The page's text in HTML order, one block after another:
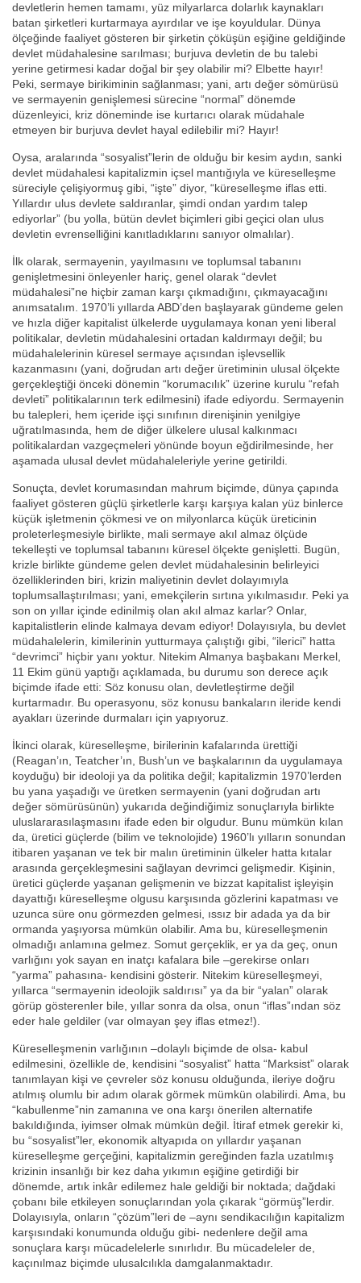
devletlerin hemen tamamı, yüz milyarlarca dolarlık kaynakları
batan şirketleri kurtarmaya ayırdılar ve işe koyuldular. Dünya
ölçeğinde faaliyet gösteren bir şirketin çöküşün eşiğine geldiğinde
devlet müdahalesine sarılması; burjuva devletin de bu talebi
yerine getirmesi kadar doğal bir şey olabilir mi? Elbette hayır!
Peki, sermaye birikiminin sağlanması; yani, artı değer sömürüsü
ve sermayenin genişlemesi sürecine “normal” dönemde
düzenleyici, kriz döneminde ise kurtarıcı olarak müdahale
etmeyen bir burjuva devlet hayal edilebilir mi? Hayır!
Oysa, aralarında “sosyalist”lerin de olduğu bir kesim aydın, sanki
devlet müdahalesi kapitalizmin içsel mantığıyla ve küreselleşme
süreciyle çelişiyormuş gibi, “işte” diyor, “küreselleşme iflas etti.
Yıllardır ulus devlete saldıranlar, şimdi ondan yardım talep
ediyorlar” (bu yolla, bütün devlet biçimleri gibi geçici olan ulus
devletin evrenselliğini kanıtladıklarını sanıyor olmalılar).
İlk olarak, sermayenin, yayılmasını ve toplumsal tabanını
genişletmesini önleyenler hariç, genel olarak “devlet
müdahalesi”ne hiçbir zaman karşı çıkmadığını, çıkmayacağını
anımsatalım. 1970’li yıllarda ABD’den başlayarak gündeme gelen
ve hızla diğer kapitalist ülkelerde uygulamaya konan yeni liberal
politikalar, devletin müdahalesini ortadan kaldırmayı değil; bu
müdahalelerinin küresel sermaye açısından işlevsellik
kazanmasını (yani, doğrudan artı değer üretiminin ulusal ölçekte
gerçekleştiği önceki dönemin “korumacılık” üzerine kurulu “refah
devleti” politikalarının terk edilmesini) ifade ediyordu. Sermayenin
bu talepleri, hem içeride işçi sınıfının direnişinin yenilgiye
uğratılmasında, hem de diğer ülkelere ulusal kalkınmacı
politikalardan vazgeçmeleri yönünde boyun eğdirilmesinde, her
aşamada ulusal devlet müdahaleleriyle yerine getirildi.
Sonuçta, devlet korumasından mahrum biçimde, dünya çapında
faaliyet gösteren güçlü şirketlerle karşı karşıya kalan yüz binlerce
küçük işletmenin çökmesi ve on milyonlarca küçük üreticinin
proleterleşmesiyle birlikte, mali sermaye akıl almaz ölçüde
tekelleşti ve toplumsal tabanını küresel ölçekte genişletti. Bugün,
krizle birlikte gündeme gelen devlet müdahalesinin belirleyici
özelliklerinden biri, krizin maliyetinin devlet dolayımıyla
toplumsallaştırılması; yani, emekçilerin sırtına yıkılmasıdır. Peki ya
son on yıllar içinde edinilmiş olan akıl almaz karlar? Onlar,
kapitalistlerin elinde kalmaya devam ediyor! Dolayısıyla, bu devlet
müdahalelerin, kimilerinin yutturmaya çalıştığı gibi, “ilerici” hatta
“devrimci” hiçbir yanı yoktur. Nitekim Almanya başbakanı Merkel,
11 Ekim günü yaptığı açıklamada, bu durumu son derece açık
biçimde ifade etti: Söz konusu olan, devletleştirme değil
kurtarmadır. Bu operasyonu, söz konusu bankaların ileride kendi
ayakları üzerinde durmaları için yapıyoruz.
İkinci olarak, küreselleşme, birilerinin kafalarında ürettiği
(Reagan’ın, Teatcher’ın, Bush’un ve başkalarının da uygulamaya
koyduğu) bir ideoloji ya da politika değil; kapitalizmin 1970’lerden
bu yana yaşadığı ve üretken sermayenin (yani doğrudan artı
değer sömürüsünün) yukarıda değindiğimiz sonuçlarıyla birlikte
uluslararasılaşmasını ifade eden bir olgudur. Bunu mümkün kılan
da, üretici güçlerde (bilim ve teknolojide) 1960’lı yılların sonundan
itibaren yaşanan ve tek bir malın üretiminin ülkeler hatta kıtalar
arasında gerçekleşmesini sağlayan devrimci gelişmedir. Kişinin,
üretici güçlerde yaşanan gelişmenin ve bizzat kapitalist işleyişin
dayattığı küreselleşme olgusu karşısında gözlerini kapatması ve
uzunca süre onu görmezden gelmesi, ıssız bir adada ya da bir
ormanda yaşıyorsa mümkün olabilir. Ama bu, küreselleşmenin
olmadığı anlamına gelmez. Somut gerçeklik, er ya da geç, onun
varlığını yok sayan en inatçı kafalara bile –gerekirse onları
“yarma” pahasına- kendisini gösterir. Nitekim küreselleşmeyi,
yıllarca “sermayenin ideolojik saldırısı” ya da bir “yalan” olarak
görüp gösterenler bile, yıllar sonra da olsa, onun “iflas”ından söz
eder hale geldiler (var olmayan şey iflas etmez!).
Küreselleşmenin varlığının –dolaylı biçimde de olsa- kabul
edilmesini, özellikle de, kendisini “sosyalist” hatta “Marksist” olarak
tanımlayan kişi ve çevreler söz konusu olduğunda, ileriye doğru
atılmış olumlu bir adım olarak görmek mümkün olabilirdi. Ama, bu
“kabullenme”nin zamanına ve ona karşı önerilen alternatife
bakıldığında, iyimser olmak mümkün değil. İtiraf etmek gerekir ki,
bu “sosyalist”ler, ekonomik altyapıda on yıllardır yaşanan
küreselleşme gerçeğini, kapitalizmin gereğinden fazla uzatılmış
krizinin insanlığı bir kez daha yıkımın eşiğine getirdiği bir
dönemde, artık inkâr edilemez hale geldiği bir noktada; dağdaki
çobanı bile etkileyen sonuçlarından yola çıkarak “görmüş”lerdir.
Dolayısıyla, onların “çözüm”leri de –aynı sendikacılığın kapitalizm
karşısındaki konumunda olduğu gibi- nedenlere değil ama
sonuçlara karşı mücadelelerle sınırlıdır. Bu mücadeleler de,
kaçınılmaz biçimde ulusalcılıkla damgalanmaktadır.